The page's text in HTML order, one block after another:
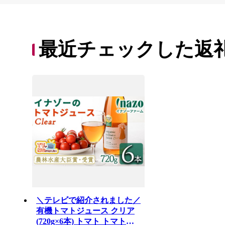
最近チェックした返
＼テレビで紹介されました／
有機トマトジュース クリア
(720g×6本) トマト トマトジ